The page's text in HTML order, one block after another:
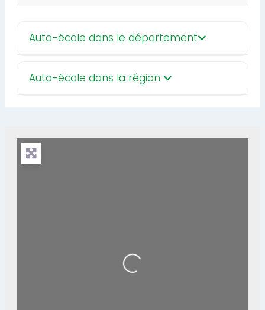
Auto-école dans le département
Auto-école dans la région
Loading...